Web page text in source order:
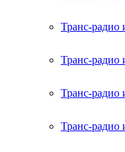
Транс-радио
Транс-радио
Транс-
Транс-радио